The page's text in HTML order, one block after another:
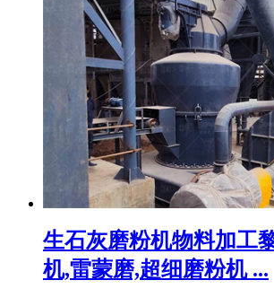
生石灰磨粉机物料加工
机,雷蒙磨,超细磨粉机 ...